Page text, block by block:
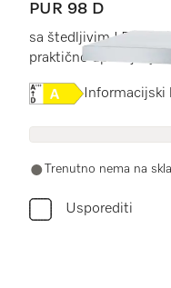
PUR 98 D
sa štedljivim LED
praktično upravljanje.
Online Label
Trenutno nema na
Usporediti